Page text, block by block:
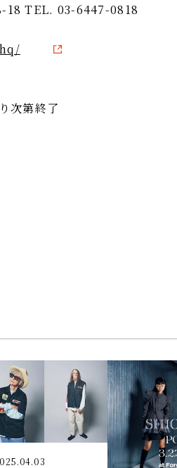
18 TEL. 03-6447-0818
次第終了